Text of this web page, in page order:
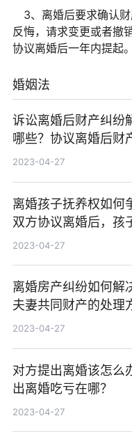
3、离婚后要求确认
反悔，请求变更或者撤
协议离婚后一年内提起。
婚姻法
诉讼离婚后财产纠纷
哪些？协议离婚后财
处理？
2023-04-27
离婚孩子抚养权如何
双方协议离婚后，孩
如何确定？
2023-04-27
离婚房产纠纷如何解
夫妻共同财产的处理
些？
2023-04-27
对方提出离婚该怎么
出离婚吃亏在哪？
2023-04-27